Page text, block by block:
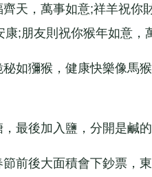
，萬事如意;祥羊祝你
;朋友則祝你猴年如意，
獼猴，健康快樂像馬
後加入鹽，分開是鹹的
後大面積會下鈔票，東